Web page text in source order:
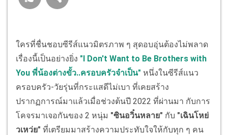
ใครที่ชื่นชอบซีรีส์แนวมิตรภาพ ๆ สุดอบอุ่นต้องไม่พลาด
เรื่องนี้เป็นอย่างยิ่ง "I Don't Want to Be Brothers with
You พี่น้องต่างขั้ว..ครอบครัวจำเป็น" หนึ่งในซีรีส์แนว
ครอบครัว-วัยรุ่นที่กระแสดีไม่เบา ที่เคยสร้าง
ปรากฏการณ์มาแล้วเมื่อช่วงต้นปี 2022 ที่ผ่านมา กับการ
โคจรมาเจอกันของ 2 หนุ่ม "ซินอวิ๋นหลาย" กับ "เฉินโหย่
วเหว่ย" ที่เตรียมมาสร้างความประทับใจให้กับทุก ๆ คน